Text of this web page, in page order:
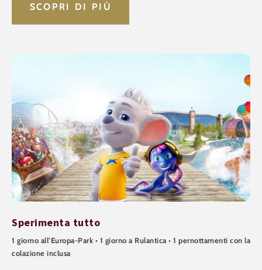
SCOPRI DI PIÙ
Sperimenta tutto
1 giorno all’Europa-Park • 1 giorno a Rulantica • 1 pernottamenti con la
colazione inclusa